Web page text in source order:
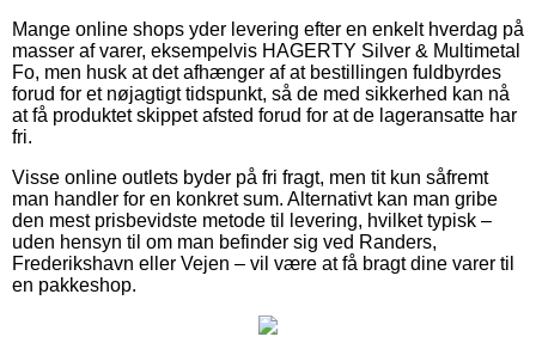
Mange online shops yder levering efter en enkelt hverdag på
masser af varer, eksempelvis HAGERTY Silver & Multimetal
Fo, men husk at det afhænger af at bestillingen fuldbyrdes
forud for et nøjagtigt tidspunkt, så de med sikkerhed kan nå
at få produktet skippet afsted forud for at de lageransatte har
fri.
Visse online outlets byder på fri fragt, men tit kun såfremt
man handler for en konkret sum. Alternativt kan man gribe
den mest prisbevidste metode til levering, hvilket typisk –
uden hensyn til om man befinder sig ved Randers,
Frederikshavn eller Vejen – vil være at få bragt dine varer til
en pakkeshop.